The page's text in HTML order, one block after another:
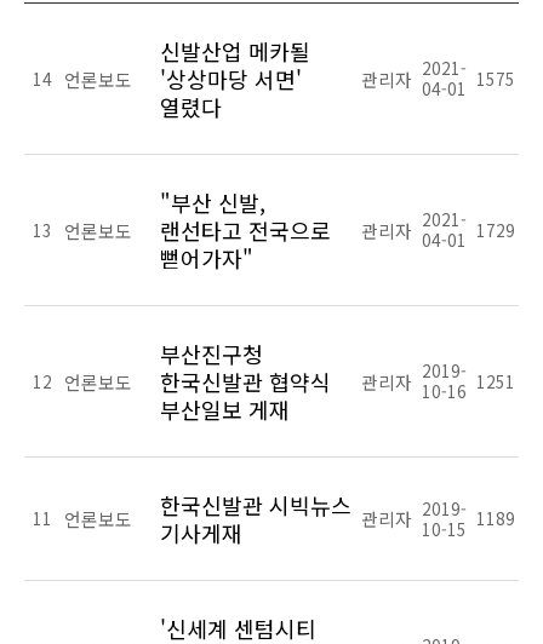
14 언론보도
신발산업 메카될
'상상마당 서면'
열렸다
관리자 2021-
04-01 1575
13 언론보도
"부산 신발,
랜선타고 전국으로
뻗어가자"
관리자 2021-
04-01 1729
12 언론보도
부산진구청
한국신발관 협약식
부산일보 게재
관리자 2019-
10-16 1251
11 언론보도
한국신발관 시빅뉴스
기사게재
관리자 2019-
10-15 1189
'신세계 센텀시티